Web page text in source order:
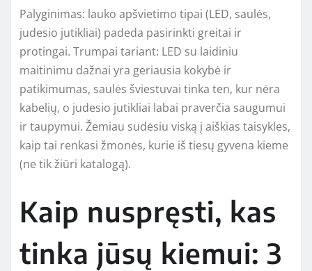
Palyginimas: lauko apšvietimo tipai (LED, saulės,
judesio jutikliai) padeda pasirinkti greitai ir
protingai. Trumpai tariant: LED su laidiniu
maitinimu dažnai yra geriausia kokybė ir
patikimumas, saulės šviestuvai tinka ten, kur nėra
kabelių, o judesio jutikliai labai praverčia saugumui
ir taupymui. Žemiau sudėsiu viską į aiškias taisykles,
kaip tai renkasi žmonės, kurie iš tiesų gyvena kieme
(ne tik žiūri katalogą).
Kaip nuspręsti, kas
tinka jūsų kiemui: 3